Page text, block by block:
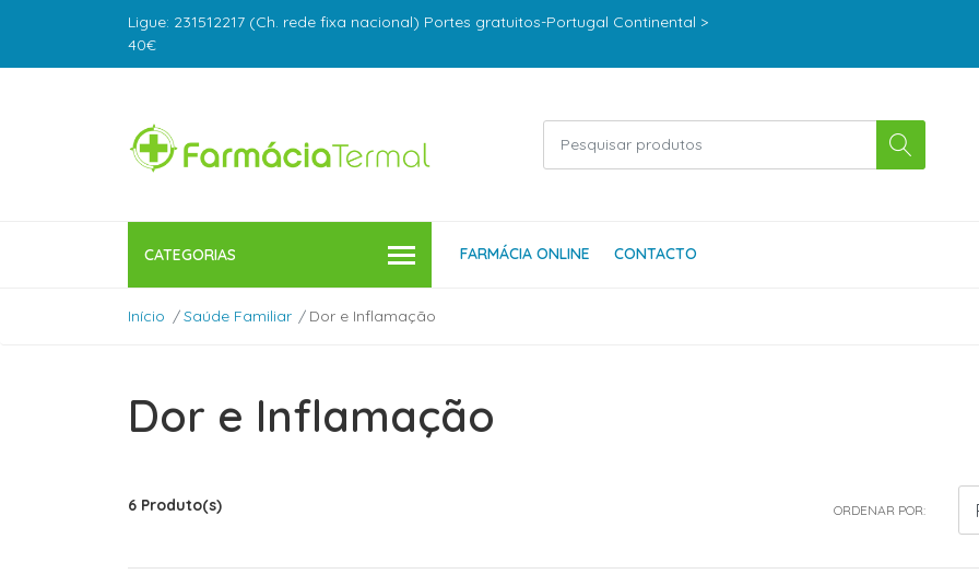
Ligue: 231512217 (Ch. rede fixa nacional) Portes gratuitos-Portugal Continental >
40€
CATEGORIAS FARMÁCIA ONLINE CONTACTO
Início Saúde Familiar Dor e Inflamação
Dor e Inflamação
6 Produto(s) ORDENAR POR: